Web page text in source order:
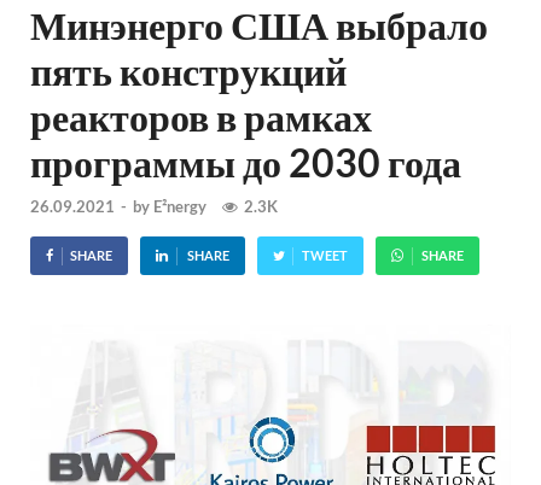
Минэнерго США выбрало
пять конструкций
реакторов в рамках
программы до 2030 года
26.09.2021 - by E²nergy 2.3K
SHARE SHARE TWEET SHARE